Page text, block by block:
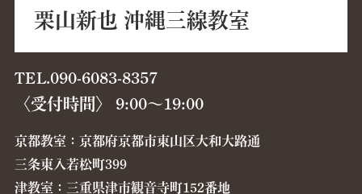
栗山新也 沖縄三線教室
TEL.090-6083-8357
〈受付時間〉 9:00〜19:00
京都教室：京都府京都市東山区大和大路通
三条東入若松町399
津教室：三重県津市観音寺町152番地